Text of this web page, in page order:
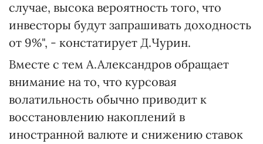
случае, высока вероятность того, что
инвесторы будут запрашивать доходность
от 9%", - констатирует Д.Чурин.
Вместе с тем А.Александров обращает
внимание на то, что курсовая
волатильность обычно приводит к
восстановлению накоплений в
иностранной валюте и снижению ставок